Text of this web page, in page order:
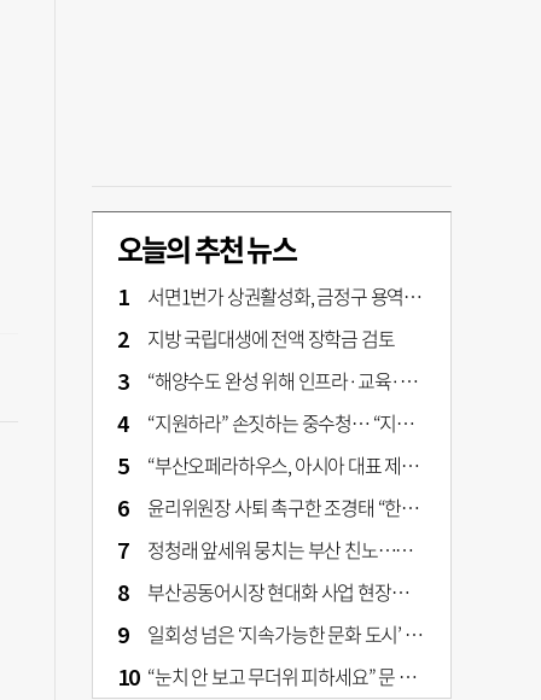
오늘의 추천 뉴스
서면1번가 상권활성화, 금정구 용역 그대로 ‘복붙’
지방 국립대생에 전액 장학금 검토
“해양수도 완성 위해 인프라·교육·세제 등 전방위 지원”…부산해양수도특별법’ 개정안 발의
“지원하라” 손짓하는 중수청… “지켜보자” 머뭇대는 검찰
“부산오페라하우스, 아시아 대표 제작 극장 지향해야”
윤리위원장 사퇴 촉구한 조경태 “한동훈 제명 철회해야”
정청래 앞세워 뭉치는 부산 친노…전대 결과가 부산 민주 세력 판도 바꾼다
부산공동어시장 현대화 사업 현장서 오염토 발견
일회성 넘은 ‘지속가능한 문화 도시’ 원동력은 시민 지지 [부산은 열려 있다]
“눈치 안 보고 무더위 피하세요” 문 활짝 연 은행·마트